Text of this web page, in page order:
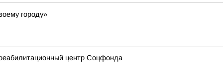
городу»
центр Соцфонда